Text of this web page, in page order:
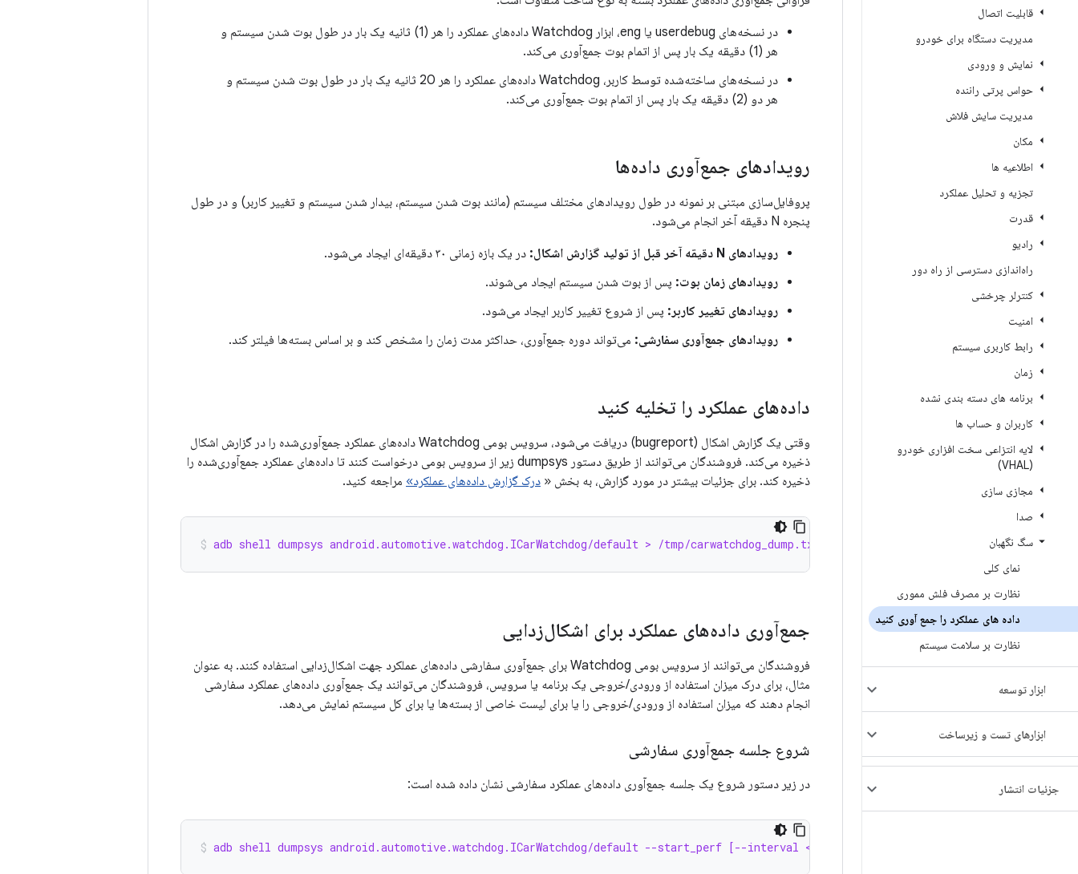
قابلیت اتصال
مدیریت دستگاه برای خودرو
نمایش و ورودی
حواس پرتی راننده
مدیریت سایش فلاش
مکان
اطلاعیه ها
تجزیه و تحلیل عملکرد
قدرت
رادیو
راه‌اندازی دسترسی از راه دور
کنترلر چرخشی
امنیت
رابط کاربری سیستم
زمان
برنامه های دسته بندی نشده
کاربران و حساب ها
لایه انتزاعی سخت افزاری خودرو
(VHAL)
مجازی سازی
صدا
سگ نگهبان
نمای کلی
نظارت بر مصرف فلش مموری
داده های عملکرد را جمع آوری کنید
نظارت بر سلامت سیستم
ابزار توسعه
ابزارهای تست و زیرساخت
جزئیات انتشار
در نسخه‌های userdebug یا eng، ابزار Watchdog داده‌های عملکرد را هر (1) ثانیه یک بار در طول بوت شدن سیستم و
هر (1) دقیقه یک بار پس از اتمام بوت جمع‌آوری می‌کند.
در نسخه‌های ساخته‌شده توسط کاربر، Watchdog داده‌های عملکرد را هر 20 ثانیه یک بار در طول بوت شدن سیستم و
هر دو (2) دقیقه یک بار پس از اتمام بوت جمع‌آوری می‌کند.
رویدادهای جمع‌آوری داده‌ها
پروفایل‌سازی مبتنی بر نمونه در طول رویدادهای مختلف سیستم (مانند بوت شدن سیستم، بیدار شدن سیستم و تغییر کاربر) و در طول
پنجره N دقیقه آخر انجام می‌شود.
رویدادهای N دقیقه آخر قبل از تولید گزارش اشکال:
در یک بازه زمانی ۳۰ دقیقه‌ای ایجاد می‌شود.
رویدادهای زمان بوت: پس از بوت شدن سیستم ایجاد می‌شوند.
رویدادهای تغییر کاربر: پس از شروع تغییر کاربر ایجاد می‌شود.
رویدادهای جمع‌آوری سفارشی: می‌تواند دوره جمع‌آوری، حداکثر مدت زمان را مشخص کند و بر اساس بسته‌ها فیلتر کند.
داده‌های عملکرد را تخلیه کنید
وقتی یک گزارش اشکال (bugreport) دریافت می‌شود، سرویس بومی Watchdog داده‌های عملکرد جمع‌آوری‌شده را در گزارش اشکال
ذخیره می‌کند. فروشندگان می‌توانند از طریق دستور dumpsys زیر از سرویس بومی درخواست کنند تا داده‌های عملکرد جمع‌آوری‌شده را
ذخیره کند. برای جزئیات بیشتر در مورد گزارش، به بخش « درک گزارش داده‌های عملکرد» مراجعه کنید.
adb shell dumpsys android.automotive.watchdog.ICarWatchdog/default > /tmp/carwatchdog_dump.txt
جمع‌آوری داده‌های عملکرد برای اشکال‌زدایی
فروشندگان می‌توانند از سرویس بومی Watchdog برای جمع‌آوری سفارشی داده‌های عملکرد جهت اشکال‌زدایی استفاده کنند. به عنوان
مثال، برای درک میزان استفاده از ورودی/خروجی یک برنامه یا سرویس، فروشندگان می‌توانند یک جمع‌آوری داده‌های عملکرد سفارشی
انجام دهند که میزان استفاده از ورودی/خروجی را یا برای لیست خاصی از بسته‌ها یا برای کل سیستم نمایش می‌دهد.
شروع جلسه جمع‌آوری سفارشی
در زیر دستور شروع یک جلسه جمع‌آوری داده‌های عملکرد سفارشی نشان داده شده است:
adb shell dumpsys android.automotive.watchdog.ICarWatchdog/default --start_perf [--interval <seconds>] [--max_duration <seconds>] [--